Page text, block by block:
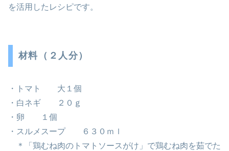
を活用したレシピです。
材料（２人分）
・トマト 大１個
・白ネギ ２０ｇ
・卵 １個
・スルメスープ ６３０ｍｌ
＊「鶏むね肉のトマトソースがけ」で鶏むね肉を茹でた